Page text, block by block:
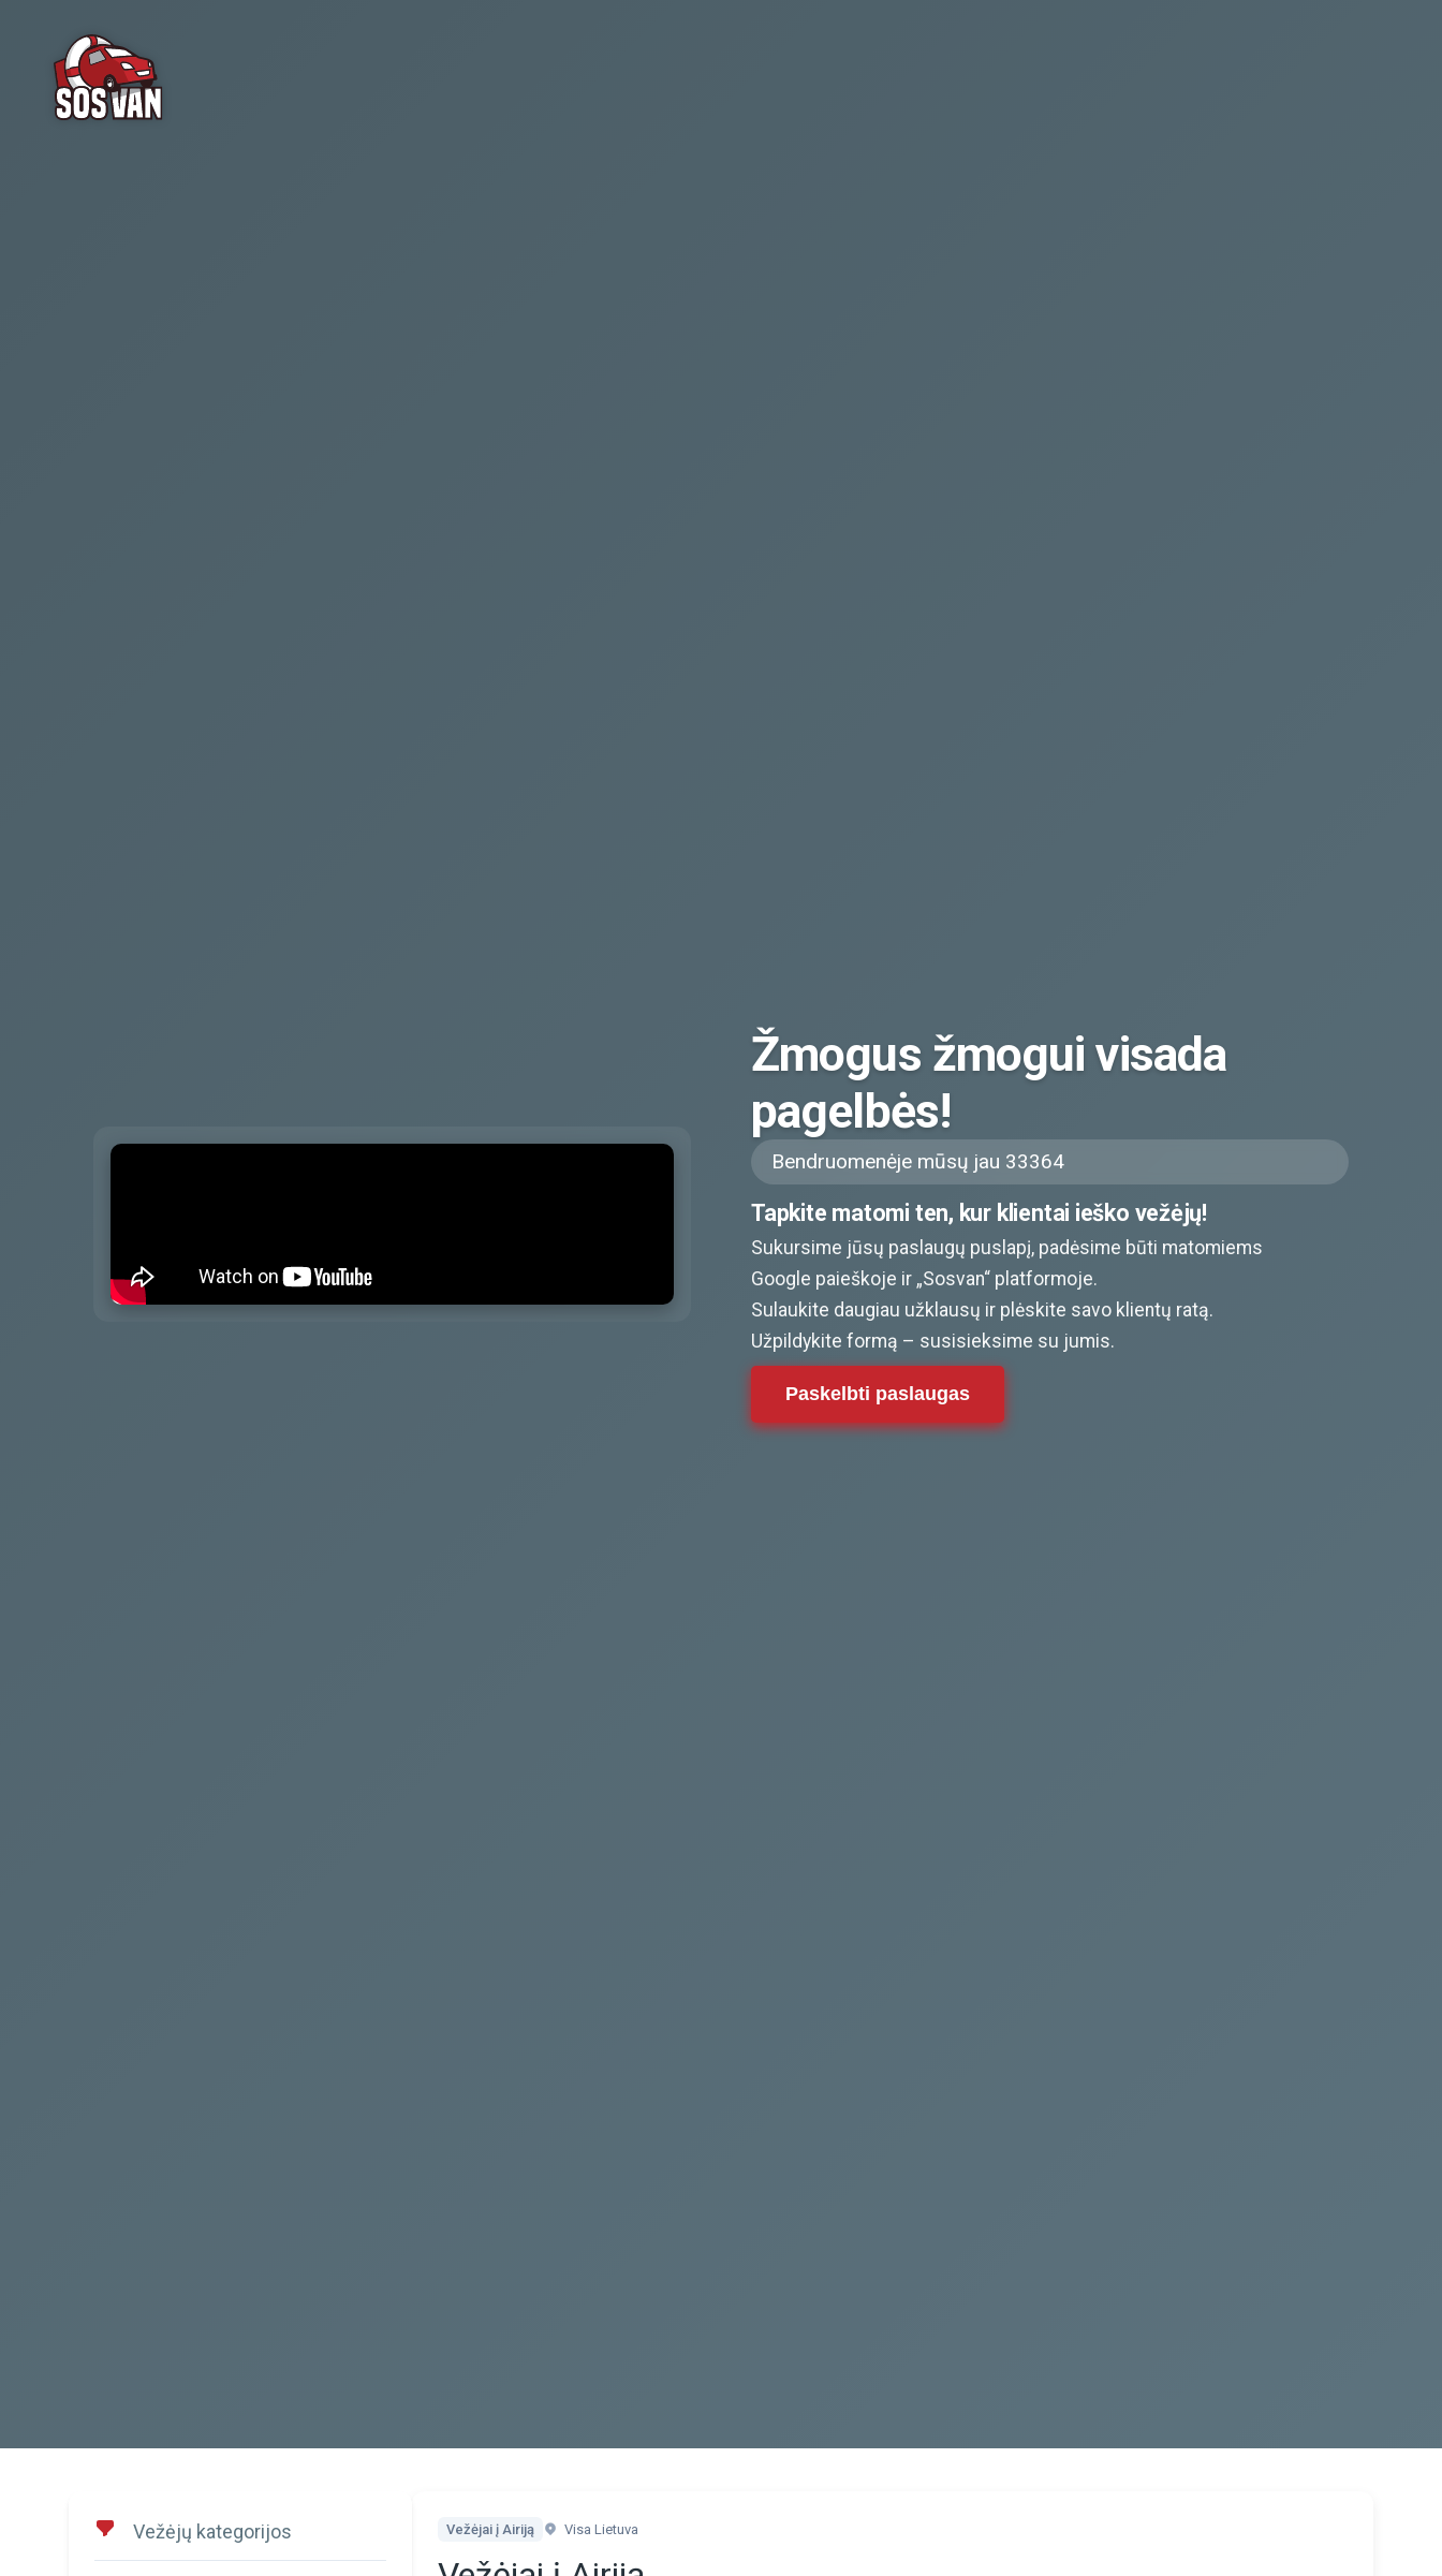
Žmogus žmogui visada
pagelbės!
Bendruomenėje mūsų jau 33364
Tapkite matomi ten, kur klientai ieško vežėjų!
Sukursime jūsų paslaugų puslapį, padėsime būti matomiems
Google paieškoje ir „Sosvan“ platformoje.
Sulaukite daugiau užklausų ir plėskite savo klientų ratą.
Užpildykite formą – susisieksime su jumis.
Paskelbti paslaugas
Vežėjų kategorijos Vežėjai į Airiją Visa Lietuva